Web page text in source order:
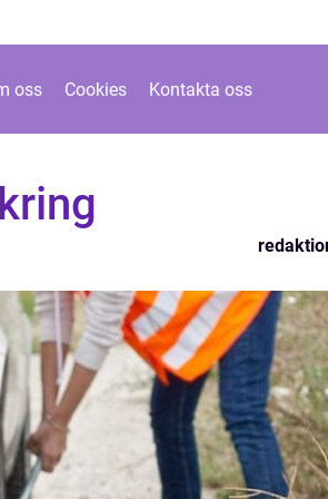
oss Cookies Kontakta oss